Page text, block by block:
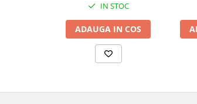
IN STOC
ADAUGA IN COS